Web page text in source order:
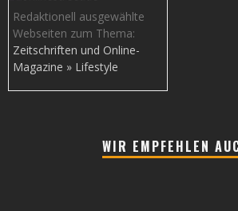
Redaktionell ausgewählte
Webseiten zum Thema:
Zeitschriften und Online-
Magazine » Lifestyle
WIR EMPFEHLEN